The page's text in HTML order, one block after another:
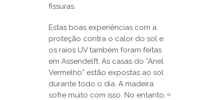
fissuras.
Estas boas experiências com a
proteção contra o calor do sol e
os raios UV também foram feitas
em Assendelft. As casas do “Anel
Vermelho” estão expostas ao sol
durante todo o dia. A madeira
sofre muito com isso. No entanto, o